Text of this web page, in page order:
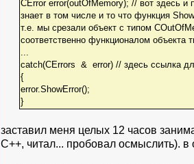
CError error(outOfMemory); // вот здесь и
знает в том числе и то что функция
т.е. мы срезали объект с типом
соответственно функционалом объекта
catch(CErrors & error) // здесь ссылка
{
error.ShowError();
}
заставил меня целых 12 часов
C++, читал... пробовал осмыслить).